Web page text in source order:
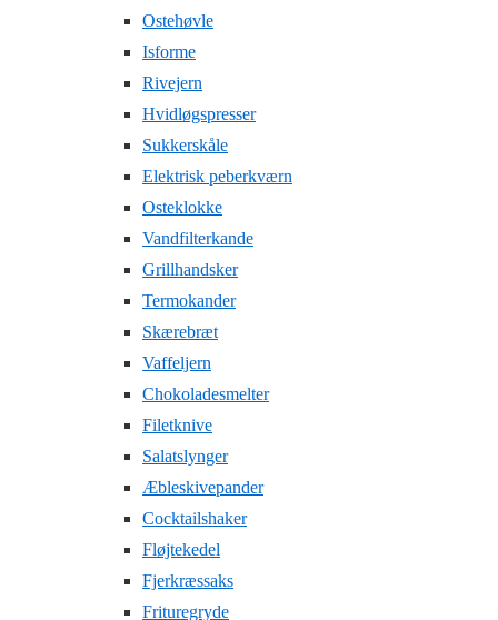
Ostehøvle
Isforme
Rivejern
Hvidløgspresser
Sukkerskåle
Elektrisk peberkværn
Osteklokke
Vandfilterkande
Grillhandsker
Termokander
Skærebræt
Vaffeljern
Chokoladesmelter
Filetknive
Salatslynger
Æbleskivepander
Cocktailshaker
Fløjtekedel
Fjerkræssaks
Frituregryde